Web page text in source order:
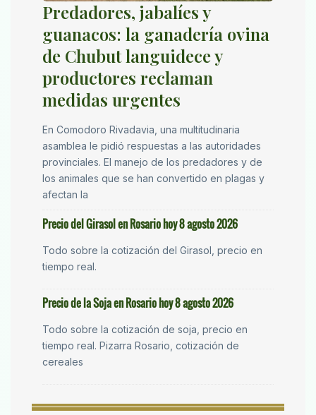
Predadores, jabalíes y
guanacos: la ganadería ovina
de Chubut languidece y
productores reclaman
medidas urgentes
En Comodoro Rivadavia, una multitudinaria
asamblea le pidió respuestas a las autoridades
provinciales. El manejo de los predadores y de
los animales que se han convertido en plagas y
afectan la
Precio del Girasol en Rosario hoy 8 agosto 2026
Todo sobre la cotización del Girasol, precio en
tiempo real.
Precio de la Soja en Rosario hoy 8 agosto 2026
Todo sobre la cotización de soja, precio en
tiempo real. Pizarra Rosario, cotización de
cereales